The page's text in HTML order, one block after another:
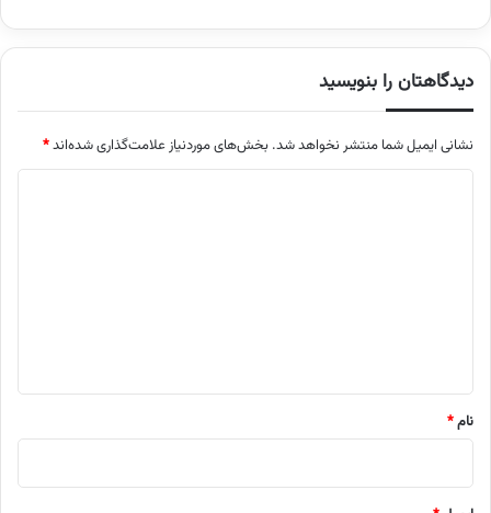
دیدگاهتان را بنویسید
نشانی ایمیل شما منتشر نخواهد شد. بخش‌های موردنیاز علامت‌گذاری شده‌اند*
نام*